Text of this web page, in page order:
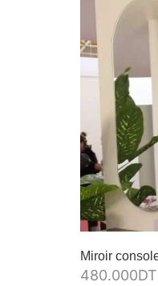
Miroir
480.000DT